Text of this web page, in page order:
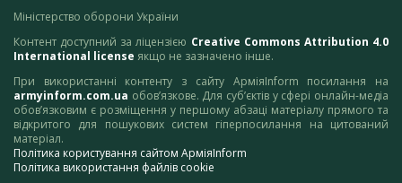
Міністерство оборони України
Контент доступний за ліцензією Creative Commons Attribution 4.0
International license якщо не зазначено інше.
При використанні контенту з сайту АрміяInform посилання на
armyinform.com.ua обов’язкове. Для суб’єктів у сфері онлайн-медіа
обов’язковим є розміщення у першому абзаці матеріалу прямого та
відкритого для пошукових систем гіперпосилання на цитований
матеріал.
Політика користування сайтом АрміяInform
Політика використання файлів cookie